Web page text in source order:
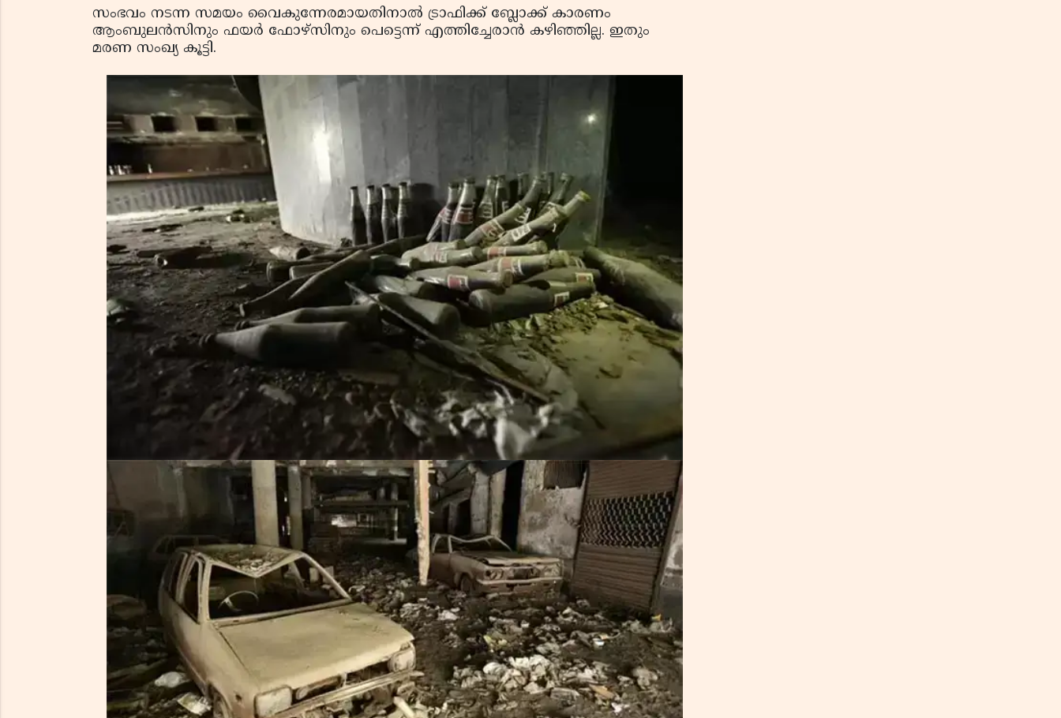
സംഭവം നടന്ന സമയം വൈകുന്നേരമായതിനാൽ ട്രാഫിക്ക് ബ്ലോക്ക് കാരണം
ആംബുലൻസിനും ഫയർ ഫോഴ്‌സിനും പെട്ടെന്ന് എത്തിച്ചേരാൻ കഴിഞ്ഞില്ല. ഇതും
മരണ സംഖ്യ കൂട്ടി.